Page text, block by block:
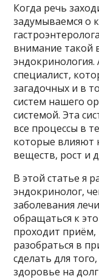
Когда речь
задумываемся о
внимание такой
специалист,
загадочных и в
систем нашего
системой. Эта
все процессы в
которые влияют
веществ, рост и
В этой статье я
эндокринолог,
заболевания
обращаться к
проходит приём,
разобраться в
сделать для
здоровье на